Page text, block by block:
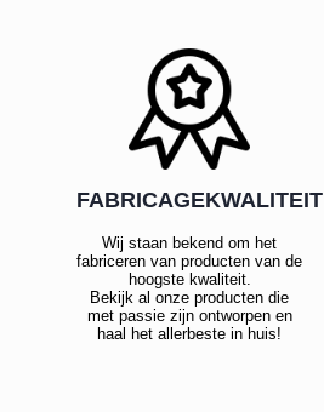
FABRICAGEKWALITEIT
Wij staan bekend om het
fabriceren van producten van de
hoogste kwaliteit.
Bekijk al onze producten die
met passie zijn ontworpen en
haal het allerbeste in huis!